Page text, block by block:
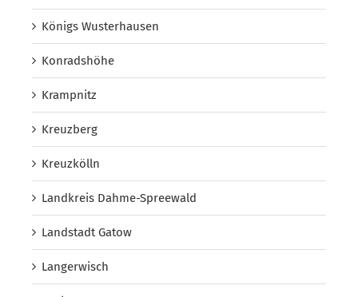
Königs Wusterhausen
Konradshöhe
Krampnitz
Kreuzberg
Kreuzkölln
Landkreis Dahme-Spreewald
Landstadt Gatow
Langerwisch